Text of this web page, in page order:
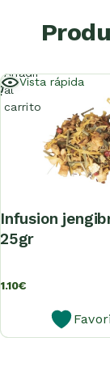
Vista rápida
infusion jengibre limon
25gr
1.10€
Añadir
al
carrito